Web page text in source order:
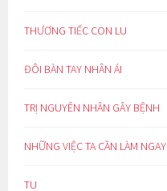
THƯƠNG TIẾC CON LU
ĐÔI BÀN TAY NHÂN ÁI
TRỊ NGUYÊN NHÂN GÂY BỆNH
NHỮNG VIỆC TA CẦN LÀM NGAY
TU